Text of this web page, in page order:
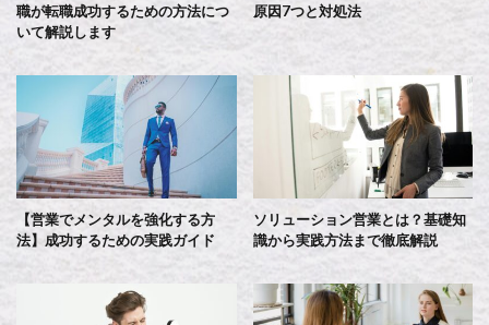
職が転職成功するための方法につ
いて解説します
原因7つと対処法
【営業でメンタルを強化する方
法】成功するための実践ガイド
ソリューション営業とは？基礎知
識から実践方法まで徹底解説